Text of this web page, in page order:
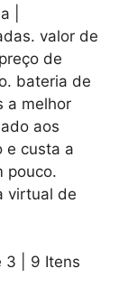
|
valor de
de
bateria de
a melhor
aos
e custa a
pouco.
virtual de